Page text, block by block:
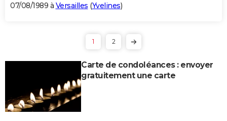
07/08/1989 à Versailles (Yvelines)
1 2
Carte de condoléances : envoyer
gratuitement une carte